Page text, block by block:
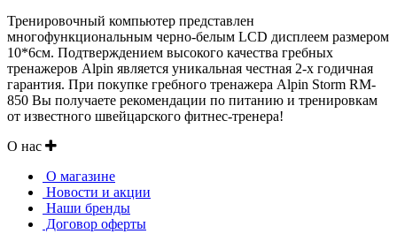
Тренировочный компьютер представлен
многофункциональным черно-белым LCD дисплеем размером
10*6см. Подтверждением высокого качества гребных
тренажеров Alpin является уникальная честная 2-х годичная
гарантия. При покупке гребного тренажера Alpin Storm RM-
850 Вы получаете рекомендации по питанию и тренировкам
от известного швейцарского фитнес-тренера!
О нас
О магазине
Новости и акции
Наши бренды
Договор оферты